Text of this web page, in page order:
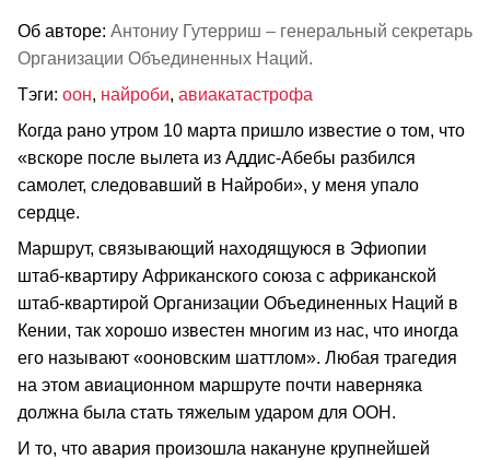
Об авторе: Антониу Гутерриш – генеральный секретарь
Организации Объединенных Наций.
Тэги: оон, найроби, авиакатастрофа
Когда рано утром 10 марта пришло известие о том, что
«вскоре после вылета из Аддис-Абебы разбился
самолет, следовавший в Найроби», у меня упало
сердце.
Маршрут, связывающий находящуюся в Эфиопии
штаб-квартиру Африканского союза с африканской
штаб-квартирой Организации Объединенных Наций в
Кении, так хорошо известен многим из нас, что иногда
его называют «ооновским шаттлом». Любая трагедия
на этом авиационном маршруте почти наверняка
должна была стать тяжелым ударом для ООН.
И то, что авария произошла накануне крупнейшей